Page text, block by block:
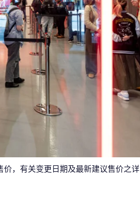
，有关变更日期及最新建议售价之详